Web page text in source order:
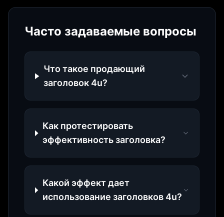
Часто задаваемые вопросы
Что такое продающий
заголовок 4u?
Как протестировать
эффективность заголовка?
Какой эффект дает
использование заголовков 4u?